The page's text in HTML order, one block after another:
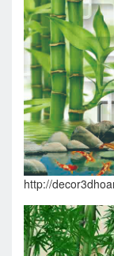
http://